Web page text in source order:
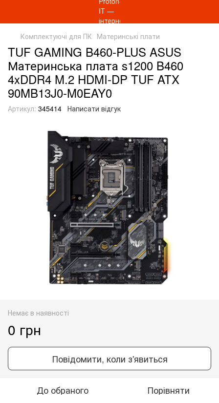
Комплектуючі для ПК Материнські плати
TUF GAMING B460-PLUS ASUS
Материнcька плата s1200 B460
4xDDR4 M.2 HDMI-DP TUF ATX
90MB13J0-M0EAY0
Артикул: 345414 Написати відгук
Немає в наявності
0 грн
Повідомити, коли з'явиться
До обраного Порівняти